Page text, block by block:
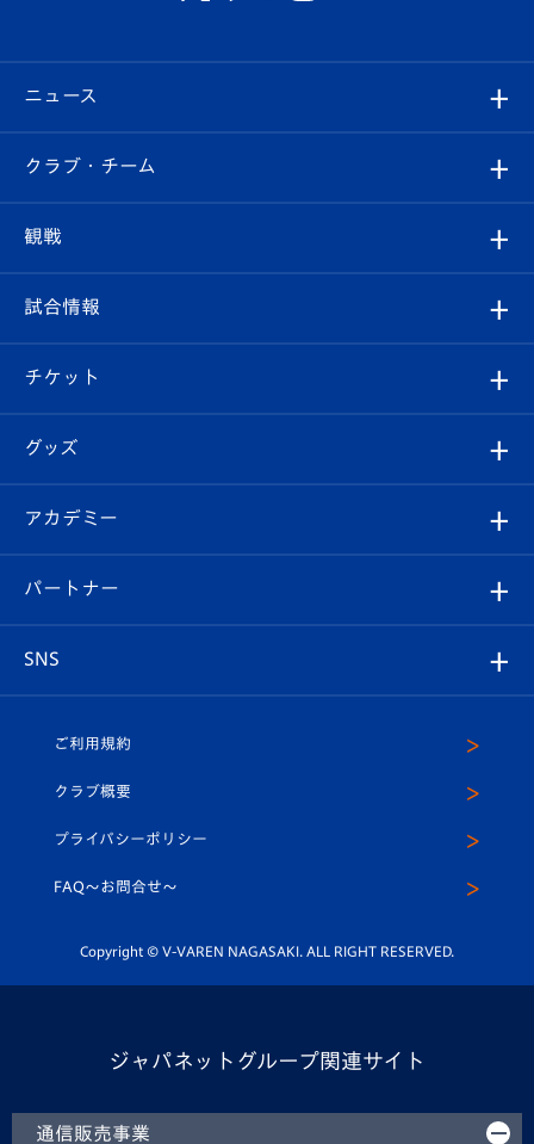
ニュース
すべて
クラブ
試合情報
チケット
イベント
メディア
ホームタウン
クラブ・チーム
クラブ概要
エンブレム紹介
スタッフプロフィール
マスコット紹介
平和祈念活動
ホームタウン活動
観戦
観戦ルール
はじめての観戦ガイド
Revive Team
ヴィヴィくんの長崎おもてなしガイド
試合情報
試合日程/結果
フォトギャラリー
スタジアムグルメ
チケット
チケット
V-LOVERS（ファンクラブ）
プレイヤーズスイート
グッズ
オンラインショップ
店舗情報
アカデミー
育成からのお知らせ
U-18
スクール
パートナー
SNS
ヴィヴィくんインスタグラム
公式LINE＠
ご利用規約
クラブ概要
プライバシーポリシー
FAQ〜お問合せ〜
Copyright © V-VAREN NAGASAKI. ALL RIGHT RESERVED.
ジャパネットグループ関連サイト
通信販売事業